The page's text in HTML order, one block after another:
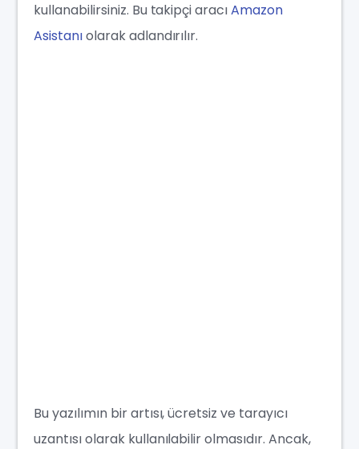
kullanabilirsiniz. Bu takipçi aracıAmazon
Asistanıolarak adlandırılır.
Bu yazılımın bir artısı, ücretsiz ve tarayıcı
uzantısı olarak kullanılabilir olmasıdır. Ancak,